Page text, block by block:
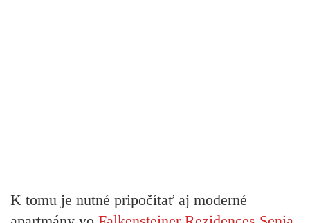
K tomu je nutné pripočítať aj moderné